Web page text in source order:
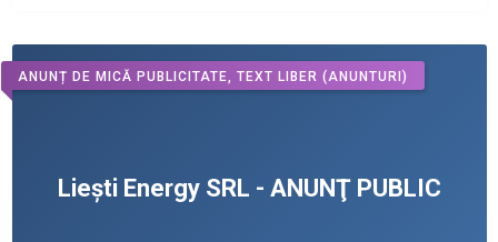
ANUNȚ DE MICĂ PUBLICITATE, TEXT LIBER (ANUNTURI)